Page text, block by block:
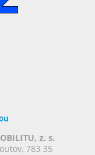
z. s.
783 35